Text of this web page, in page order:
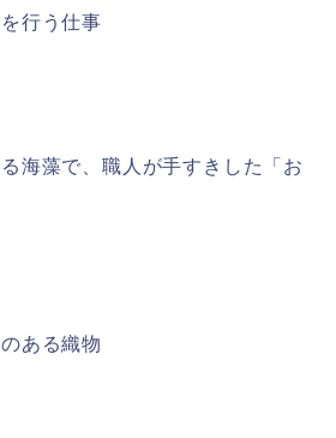
行う仕事
海藻で、職人が手すきした「お
ある織物